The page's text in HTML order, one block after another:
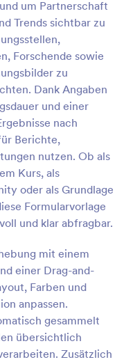
um Partnerschaft
Trends sichtbar zu
Forschende sowie
zu
Dank Angaben
und einer
nach
Berichte,
nutzen. Ob als
Kurs, als
oder als Grundlage
Formularvorlage
und klar abfragbar.
mit einem
einer Drag-and-
Farben und
anpassen.
gesammelt
übersichtlich
Zusätzlich
die von